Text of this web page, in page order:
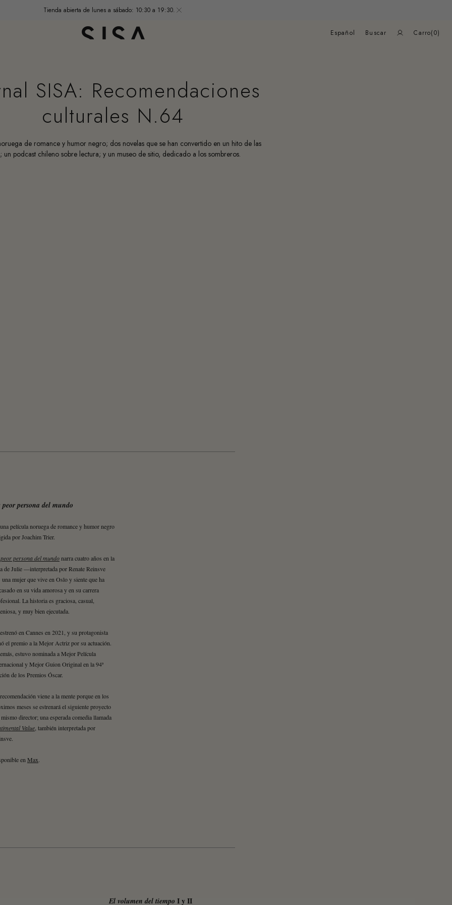
Tienda abierta de lunes a sábado: 10:30 a 19:30.
Español Buscar Carro
de
(0)
SISA: Recomendaciones
culturales N.64
de romance y humor negro; dos novelas que se han convertido en un hito de las
un podcast chileno sobre lectura; y un museo de sitio, dedicado a los sombreros.
persona del mundo
película noruega de romance y humor negro
por Joachim Trier.
persona del mundonarra cuatro años en la
de Julie —interpretada por Renate Reinsve
mujer que vive en Oslo y siente que ha
en su vida amorosa y en su carrera
La historia es graciosa, casual,
y muy bien ejecutada.
en Cannes en 2021, y su protagonista
el premio a la Mejor Actriz por su actuación.
estuvo nominada a Mejor Película
y Mejor Guion Original en la 94ª
de los Premios Óscar.
viene a la mente porque en los
meses se estrenará el siguiente proyecto
director; una esperada comedia llamada
Value , también interpretada por
en Max
El volumen del tiempo I y II